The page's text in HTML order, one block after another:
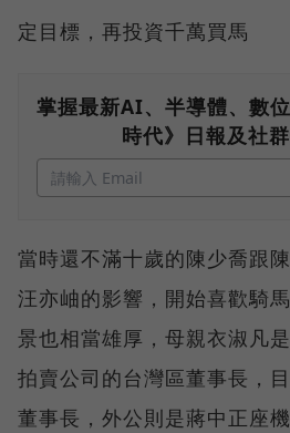
定目標，再投資千萬買馬
掌握最新AI、半導體、數
時代》日報及社
當時還不滿十歲的陳少喬跟
汪亦岫的影響，開始喜歡騎
景也相當雄厚，母親衣淑凡
拍賣公司的台灣區董事長，
董事長，外公則是蔣中正座